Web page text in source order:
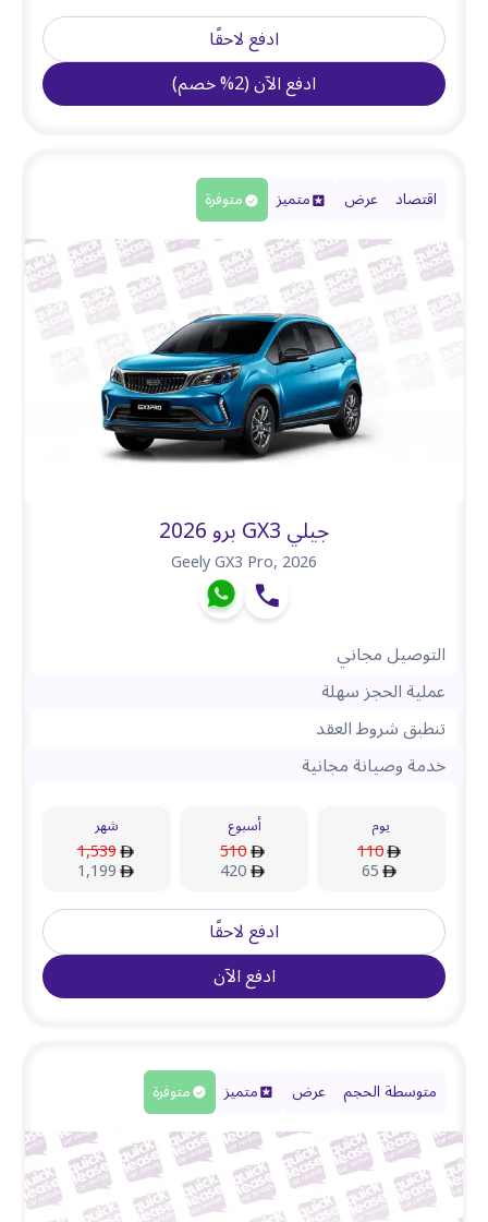
ادفع لاحقًا
ادفع الآن(
2
%خصم)
اقتصاد عرض متميز متوفرة
جيلي GX3 برو 2026
Geely GX3 Pro,2026
التوصيل مجاني
عملية الحجز سهلة
تنطبق شروط العقد
خدمة وصيانة مجانية
يوم
110
65
أسبوع
510
420
شهر
1,539
1,199
ادفع لاحقًا
ادفع الآن
متوسطة الحجم عرض متميز متوفرة